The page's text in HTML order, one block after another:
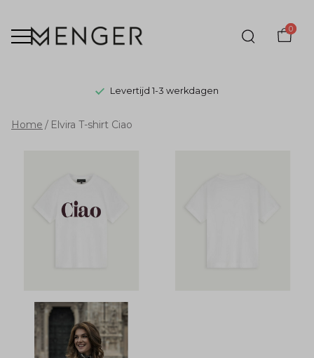
0
Levertijd 1-3 werkdagen
Elvira
shirt
Ciao
Menger
Mode
Home Elvira T-shirt Ciao